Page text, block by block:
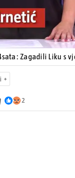
Zagadili Liku s
2